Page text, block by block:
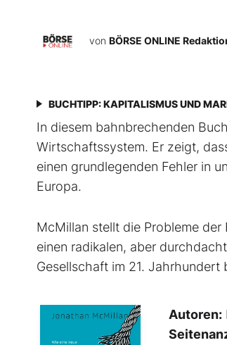
von BÖRSE ONLINE
BUCHTIPP: KAPITALISMUS UND
In diesem bahnbrechenden
Wirtschaftssystem. Er zeigt,
einen grundlegenden Fehler in
Europa.
McMillan stellt die Probleme
einen radikalen, aber
Gesellschaft im 21.
Autoren: